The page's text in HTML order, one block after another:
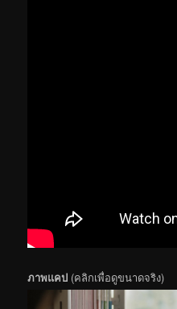
ภาพแคป (คลิกเพื่อดูขนาดจริง)